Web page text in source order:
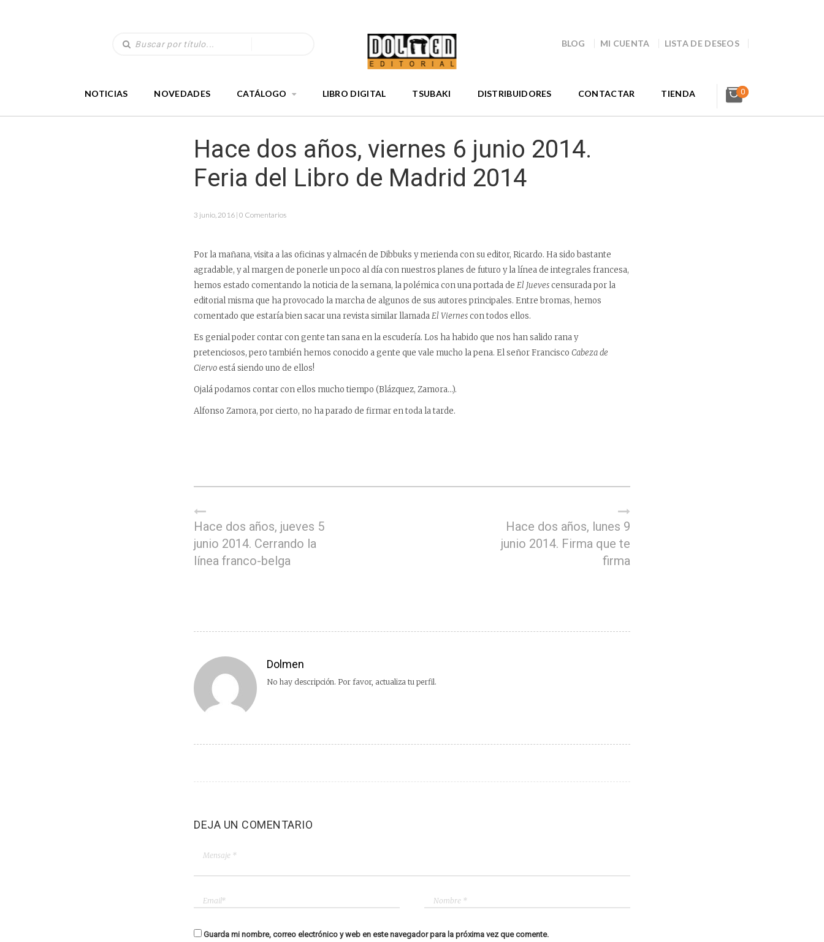
BLOG MI CUENTA LISTA DE DESEOS
NOTICIAS NOVEDADES CATÁLOGO LIBRO DIGITAL TSUBAKI DISTRIBUIDORES CONTACTAR TIENDA 0
Hace dos años, viernes 6 junio 2014.
Feria del Libro de Madrid 2014
3 junio, 2016 | 0 Comentarios
Por la mañana, visita a las oficinas y almacén de Dibbuks y merienda con su editor, Ricardo. Ha sido bastante
agradable, y al margen de ponerle un poco al día con nuestros planes de futuro y la línea de integrales francesa,
hemos estado comentando la noticia de la semana, la polémica con una portada de El Juevescensurada por la
editorial misma que ha provocado la marcha de algunos de sus autores principales. Entre bromas, hemos
comentado que estaría bien sacar una revista similar llamadaEl Viernescon todos ellos.
Es genial poder contar con gente tan sana en la escudería. Los ha habido que nos han salido rana y
pretenciosos, pero también hemos conocido a gente que vale mucho la pena. El señor Francisco Cabeza de
Ciervoestá siendo uno de ellos!
Ojalá podamos contar con ellos mucho tiempo (Blázquez, Zamora…).
Alfonso Zamora, por cierto, no ha parado de firmar en toda la tarde.
Hace dos años, jueves 5
junio 2014. Cerrando la
línea franco-belga
Hace dos años, lunes 9
junio 2014. Firma que te
firma
Dolmen
No hay descripción. Por favor, actualiza tu perfil.
DEJA UN COMENTARIO
Guarda mi nombre, correo electrónico y web en este navegador para la próxima vez que comente.